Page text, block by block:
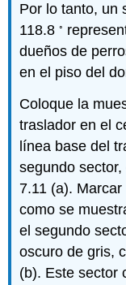
Por lo tanto, un
118.8◦
dueños de
en el piso del
Coloque la
traslador en el
línea base del
segundo
7.11 (a).
como se
el segundo
oscuro de gris,
(b). Este sector